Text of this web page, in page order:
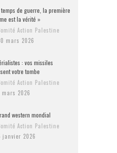
temps de guerre, la première
est la vérité »
Action Palestine
mars 2026
: vos missiles
votre tombe
Action Palestine
mars 2026
western mondial
Action Palestine
janvier 2026